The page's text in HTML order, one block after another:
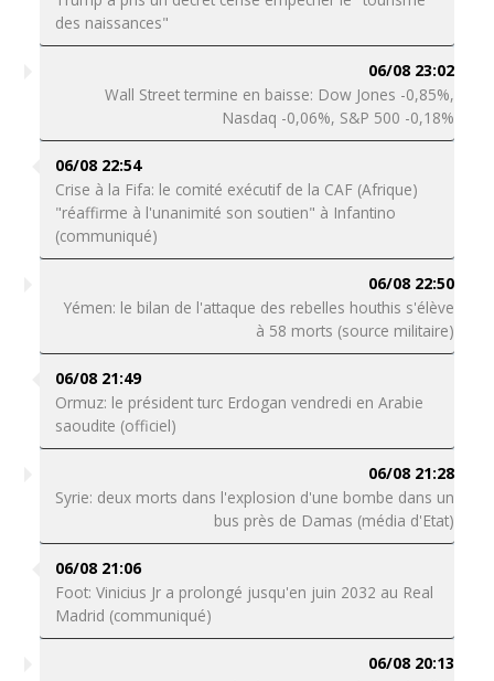
des naissances"
06/08 23:02
Wall Street termine en baisse: Dow Jones -0,85%,
Nasdaq -0,06%, S&P 500 -0,18%
06/08 22:54
Crise à la Fifa: le comité exécutif de la CAF (Afrique)
"réaffirme à l'unanimité son soutien" à Infantino
(communiqué)
06/08 22:50
Yémen: le bilan de l'attaque des rebelles houthis s'élève
à 58 morts (source militaire)
06/08 21:49
Ormuz: le président turc Erdogan vendredi en Arabie
saoudite (officiel)
06/08 21:28
Syrie: deux morts dans l'explosion d'une bombe dans un
bus près de Damas (média d'Etat)
06/08 21:06
Foot: Vinicius Jr a prolongé jusqu'en juin 2032 au Real
Madrid (communiqué)
06/08 20:13